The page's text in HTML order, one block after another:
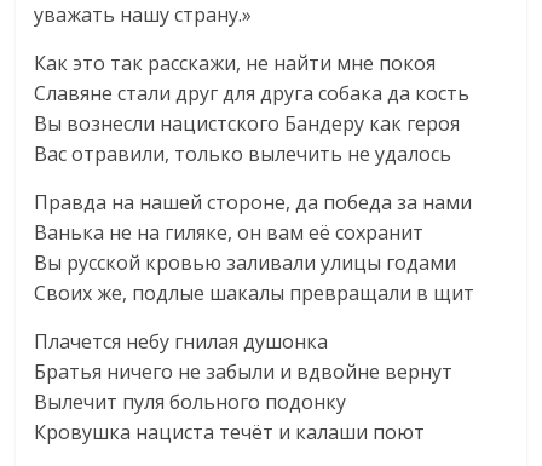
уважать нашу страну.»
Как это так расскажи, не найти мне покоя
Славяне стали друг для друга собака да кость
Вы вознесли нацистского Бандеру как героя
Вас отравили, только вылечить не удалось
Правда на нашей стороне, да победа за нами
Ванька не на гиляке, он вам её сохранит
Вы русской кровью заливали улицы годами
Своих же, подлые шакалы превращали в щит
Плачется небу гнилая душонка
Братья ничего не забыли и вдвойне вернут
Вылечит пуля больного подонку
Кровушка нациста течёт и калаши поют